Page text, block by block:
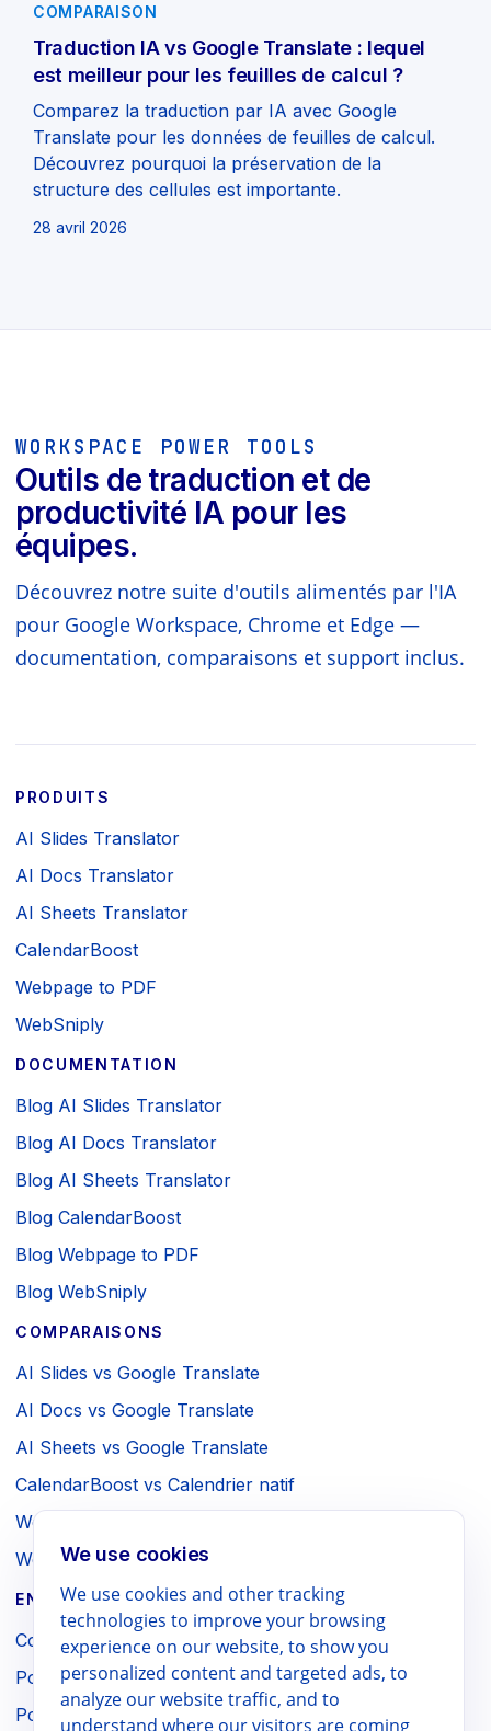
COMPARAISON
Traduction IA vs Google Translate : lequel
est meilleur pour les feuilles de calcul ?
Comparez la traduction par IA avec Google
Translate pour les données de feuilles de calcul.
Découvrez pourquoi la préservation de la
structure des cellules est importante.
28 avril 2026
WORKSPACE POWER TOOLS
Outils de traduction et de
productivité IA pour les
équipes.
Découvrez notre suite d'outils alimentés par l'IA
pour Google Workspace, Chrome et Edge —
documentation, comparaisons et support inclus.
PRODUITS
AI Slides Translator
AI Docs Translator
AI Sheets Translator
CalendarBoost
Webpage to PDF
WebSniply
DOCUMENTATION
Blog AI Slides Translator
Blog AI Docs Translator
Blog AI Sheets Translator
Blog CalendarBoost
Blog Webpage to PDF
Blog WebSniply
COMPARAISONS
AI Slides vs Google Translate
AI Docs vs Google Translate
AI Sheets vs Google Translate
CalendarBoost vs Calendrier natif
Webpage to PDF vs Impression navigateur
WebSniply vs Capture navigateur
ENTREPRISE / MENTIONS LÉGALES
Conditions
Politique de confidentialité
Politique de remboursement
We use cookies
We use cookies and other tracking
technologies to improve your browsing
experience on our website, to show you
personalized content and targeted ads, to
analyze our website traffic, and to
understand where our visitors are coming